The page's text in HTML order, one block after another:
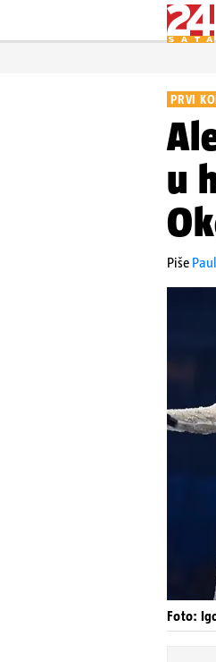
PRVI
u
Piše
Foto: